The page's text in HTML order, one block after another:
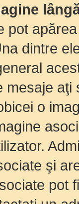
pot
dintre
mesaje
o
şi
pot